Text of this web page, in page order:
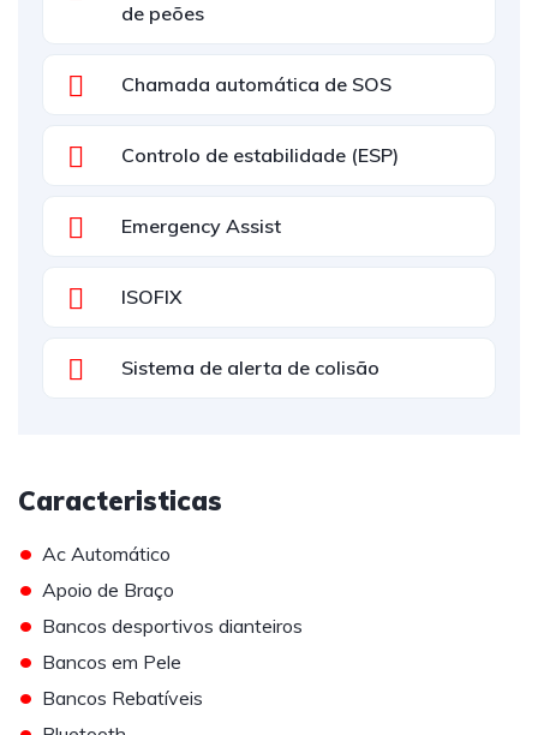
de peões
Chamada automática de SOS
Controlo de estabilidade (ESP)
Emergency Assist
ISOFIX
Sistema de alerta de colisão
Caracteristicas
• Ac Automático
• Apoio de Braço
• Bancos desportivos dianteiros
• Bancos em Pele
• Bancos Rebatíveis